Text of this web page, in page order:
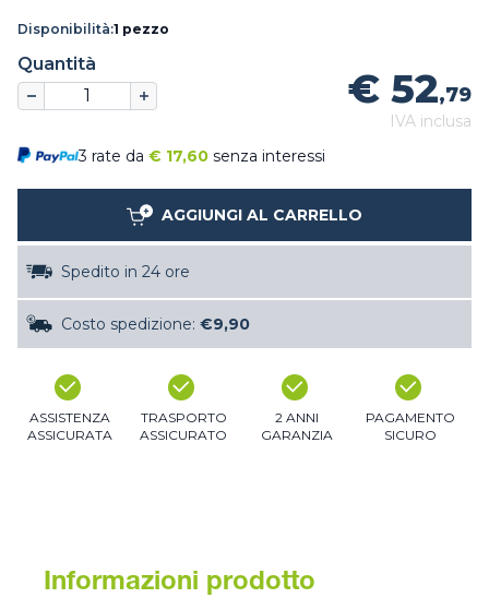
Disponibilità:1 pezzo
Quantità
€ 52,79
IVA inclusa
3 rate da € 17,60 senza interessi
AGGIUNGI AL CARRELLO
Spedito in 24 ore
Costo spedizione: €9,90
ASSISTENZA
ASSICURATA
TRASPORTO
ASSICURATO
2 ANNI
GARANZIA
PAGAMENTO
SICURO
Informazioni prodotto